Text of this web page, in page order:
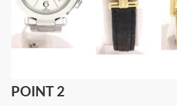
POINT 2